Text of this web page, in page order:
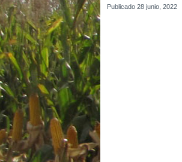
Publicado 28 junio, 2022